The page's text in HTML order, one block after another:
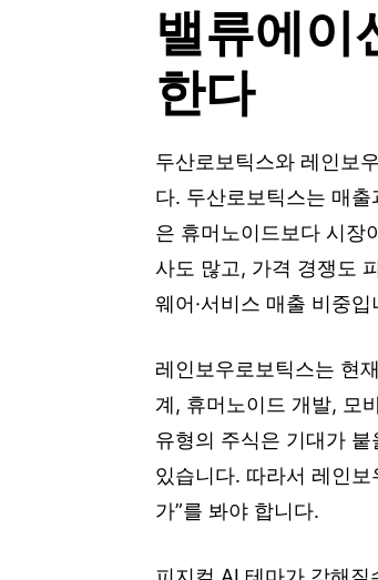
밸류에이
한다
두산로보틱스와 레인보
다. 두산로보틱스는 매
은 휴머노이드보다 시장
사도 많고, 가격 경쟁도
웨어·서비스 매출 비중입
레인보우로보틱스는 현
계, 휴머노이드 개발, 모
유형의 주식은 기대가
있습니다. 따라서 레인
가”를 봐야 합니다.